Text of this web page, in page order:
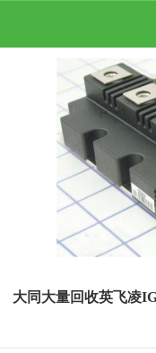
大同大量回收英飞凌